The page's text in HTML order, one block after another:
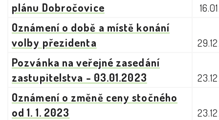
plánu Dobročovice
Oznámení o době a místě konání
volby přezidenta
Pozvánka na veřejné zasedání
zastupitelstva - 03.01.2023
Oznámení o změně ceny stočného
od 1. 1. 2023